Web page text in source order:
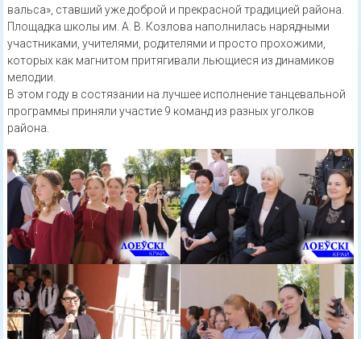
вальса», ставший уже доброй и прекрасной традицией района.
Площадка школы им. А. В. Козлова наполнилась нарядными
участниками, учителями, родителями и просто прохожими,
которых как магнитом притягивали льющиеся из динамиков
мелодии.
В этом году в состязании на лучшее исполнение танцевальной
программы приняли участие 9 команд из разных уголков
района.